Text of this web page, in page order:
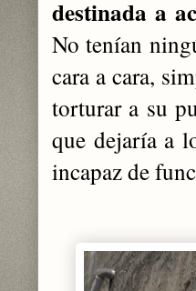
destinada a
No tenían
cara a cara,
torturar a su
que dejaría a
incapaz de